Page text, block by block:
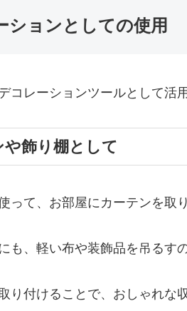
ションとしての使用
コレーションツールとして活
や飾り棚として
って、お部屋にカーテンを取
も、軽い布や装飾品を吊るす
り付けることで、おしゃれな